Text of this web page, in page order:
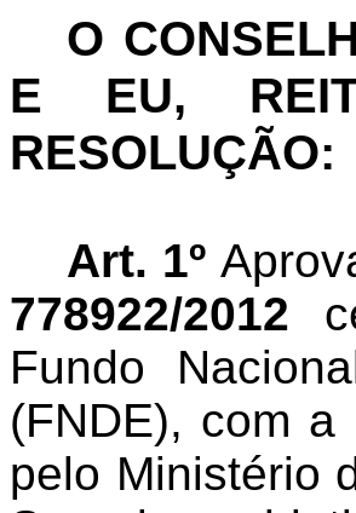
O
E EU,
RESOLUÇÃO:
Art. 1º
778922/2012
Fundo
(FNDE), com a
pelo Ministério